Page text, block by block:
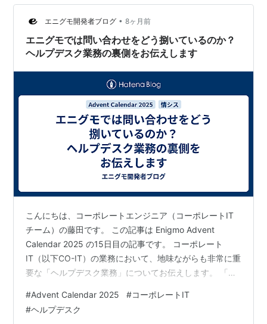
エニグモ開発者ブログ • 8ヶ月前
エニグモでは問い合わせをどう捌いているのか？
ヘルプデスク業務の裏側をお伝えします
こんにちは、コーポレートエンジニア（コーポレートIT
チーム）の藤田です。 この記事は Enigmo Advent
Calendar 2025 の15日目の記事です。 コーポレート
IT（以下CO-IT）の業務において、地味ながらも非常に重
要な「ヘルプデスク業務」についてお伝えします。 「ど
どうやってナレッジを残しているのか」 普段あまり表に
出ることのない、運用の裏側をご紹介しようと思いま
#Advent Calendar 2025 #コーポレートIT
#ヘルプデスク